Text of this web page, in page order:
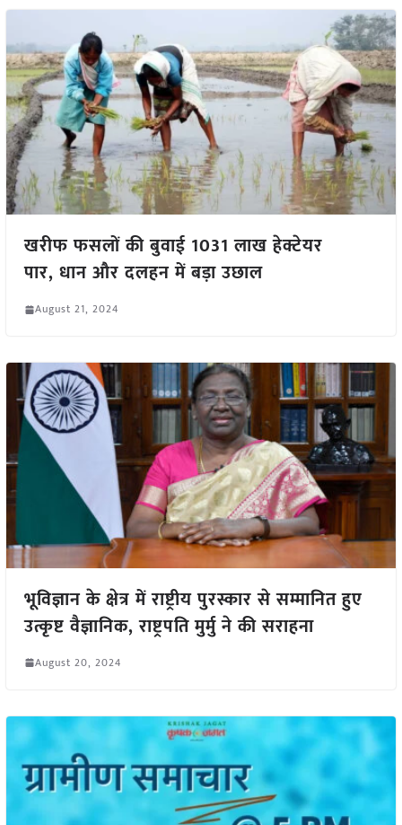
खरीफ फसलों की बुवाई 1031 लाख हेक्टेयर
पार, धान और दलहन में बड़ा उछाल
August 21, 2024
भूविज्ञान के क्षेत्र में राष्ट्रीय पुरस्कार से सम्मानित हुए
उत्कृष्ट वैज्ञानिक, राष्ट्रपति मुर्मु ने की सराहना
August 20, 2024